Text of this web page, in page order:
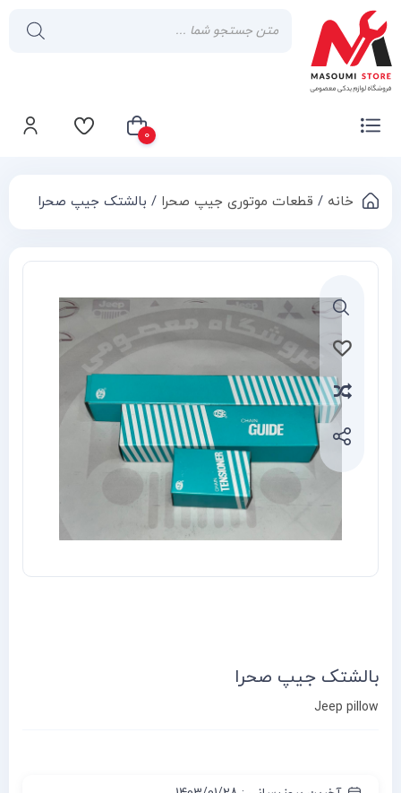
0
سبد خرید شما خالی است خانه / قطعات موتوری جیپ صحرا / بالشتک جیپ صحرا
بالشتک جیپ صحرا
Jeep pillow